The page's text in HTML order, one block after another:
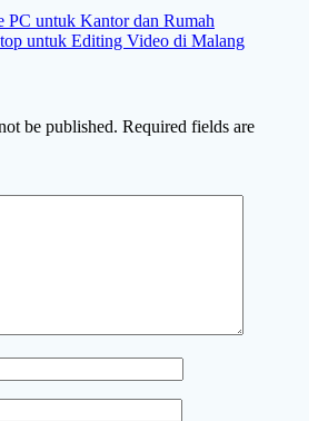
PC untuk Kantor dan Rumah
untuk Editing Video di Malang
be published. Required fields are